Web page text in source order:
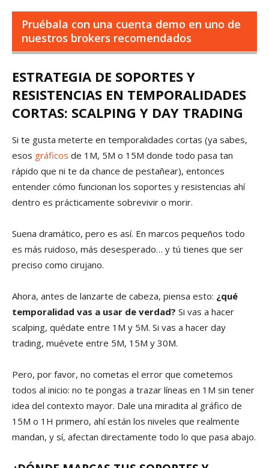
Pruébala con una cuenta demo en uno de
nuestros brokers recomendados
ESTRATEGIA DE SOPORTES Y
RESISTENCIAS EN TEMPORALIDADES
CORTAS: SCALPING Y DAY TRADING
Si te gusta meterte en temporalidades cortas (ya sabes,
esos gráficos de 1M, 5M o 15M donde todo pasa tan
rápido que ni te da chance de pestañear), entonces
entender cómo funcionan los soportes y resistencias ahí
dentro es prácticamente sobrevivir o morir.
Suena dramático, pero es así. En marcos pequeños todo
es más ruidoso, más desesperado… y tú tienes que ser
preciso como cirujano.
Ahora, antes de lanzarte de cabeza, piensa esto: ¿qué
temporalidad vas a usar de verdad? Si vas a hacer
scalping, quédate entre 1M y 5M. Si vas a hacer day
trading, muévete entre 5M, 15M y 30M.
Pero, por favor, no cometas el error que cometemos
todos al inicio: no te pongas a trazar líneas en 1M sin tener
idea del contexto mayor. Dale una miradita al gráfico de
15M o 1H primero, ahí están los niveles que realmente
mandan, y sí, afectan directamente todo lo que pasa abajo.